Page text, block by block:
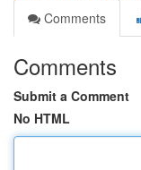
Comments
Comments
Submit a Comment
No HTML